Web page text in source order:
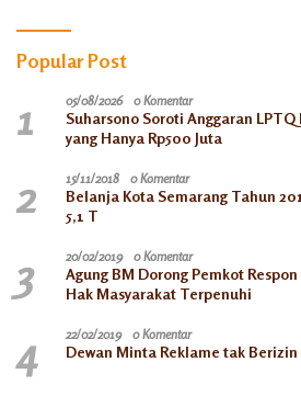
Popular Post
1 05/08/2026 0 Komentar
Suharsono Soroti Anggaran
yang Hanya Rp500 Juta
2 15/11/2018 0 Komentar
Belanja Kota Semarang Tahun
5,1 T
3 20/02/2019 0 Komentar
Agung BM Dorong Pemkot
Hak Masyarakat Terpenuhi
4 22/02/2019 0 Komentar
Dewan Minta Reklame tak